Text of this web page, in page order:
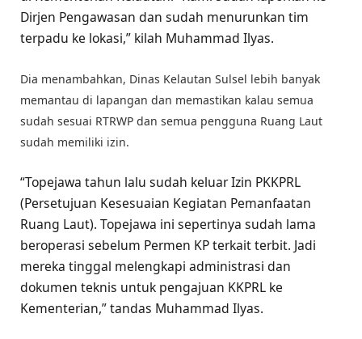
Dirjen Pengawasan dan sudah menurunkan tim
terpadu ke lokasi,” kilah Muhammad Ilyas.
Dia menambahkan, Dinas Kelautan Sulsel lebih banyak
memantau di lapangan dan memastikan kalau semua
sudah sesuai RTRWP dan semua pengguna Ruang Laut
sudah memiliki izin.
“Topejawa tahun lalu sudah keluar Izin PKKPRL
(Persetujuan Kesesuaian Kegiatan Pemanfaatan
Ruang Laut). Topejawa ini sepertinya sudah lama
beroperasi sebelum Permen KP terkait terbit. Jadi
mereka tinggal melengkapi administrasi dan
dokumen teknis untuk pengajuan KKPRL ke
Kementerian,” tandas Muhammad Ilyas.